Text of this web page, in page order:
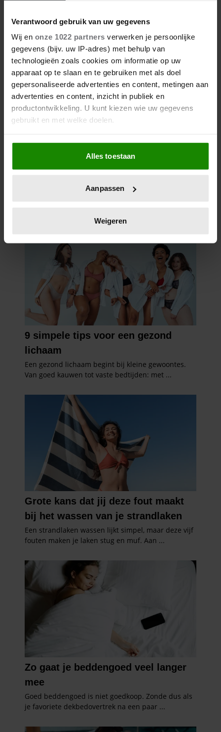
Verantwoord gebruik van uw gegevens
Wij en onze 1022 partners verwerken je persoonlijke
gegevens (bijv. uw IP-adres) met behulp van
technologieën zoals cookies om informatie op uw
apparaat op te slaan en te gebruiken met als doel
gepersonaliseerde advertenties en content, metingen aan
advertenties en content, inzicht in publiek en
productontwikkeling. U kunt kiezen wie uw gegevens
gebruikt en met welke doelen.
Als u het toestaat, willen we ook graag:
Informatie verzamelen over uw geografische
locatie, die tot een paar meter nauwkeurig kan zijn
scannen op specifieke eigenschappen (fingerprinting)
verwerkt en stel uw voorkeuren in het
intrekken in de Cookieverklaring.
We gebruiken cookies om content en advertenties te
personaliseren, om functies voor social media te bieden
en om ons websiteverkeer te analyseren. Ook delen we
informatie over uw gebruik van onze site met onze
partners voor social media, adverteren en analyse. Deze
partners kunnen deze gegevens combineren met andere
informatie die u aan ze heeft verstrekt of die ze hebben
verzameld op basis van uw gebruik van hun services. U
gaat akkoord met onze cookies als u onze website blijft
gebruiken.
Alles toestaan
Aanpassen
Weigeren